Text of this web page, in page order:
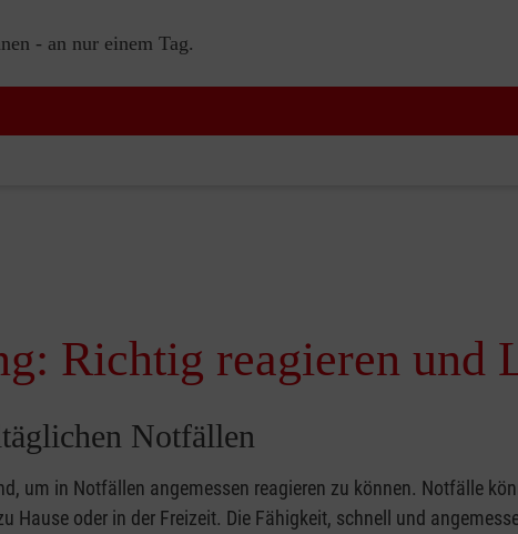
- an nur einem Tag.
Richtig reagieren und
Notfällen
um in Notfällen angemessen reagieren zu können. Notfälle
Hause oder in der Freizeit. Die Fähigkeit, schnell und